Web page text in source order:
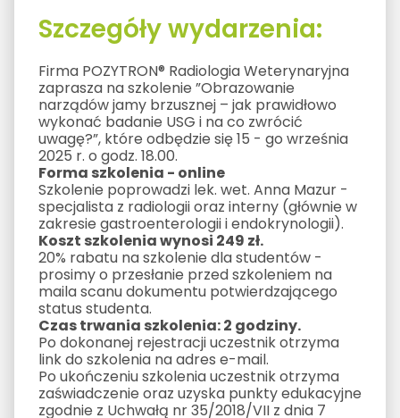
Szczegóły wydarzenia:
Firma POZYTRON® Radiologia Weterynaryjna
zaprasza na szkolenie ”Obrazowanie
narządów jamy brzusznej – jak prawidłowo
wykonać badanie USG i na co zwrócić
uwagę?”, które odbędzie się 15 - go września
2025 r. o godz. 18.00.
Forma szkolenia - online
Szkolenie poprowadzi lek. wet. Anna Mazur -
specjalista z radiologii oraz interny (głównie w
zakresie gastroenterologii i endokrynologii).
Koszt szkolenia wynosi 249 zł.
20% rabatu na szkolenie dla studentów -
prosimy o przesłanie przed szkoleniem na
maila scanu dokumentu potwierdzającego
status studenta.
Czas trwania szkolenia: 2 godziny.
Po dokonanej rejestracji uczestnik otrzyma
link do szkolenia na adres e-mail.
Po ukończeniu szkolenia uczestnik otrzyma
zaświadczenie oraz uzyska punkty edukacyjne
zgodnie z Uchwałą nr 35/2018/VII z dnia 7